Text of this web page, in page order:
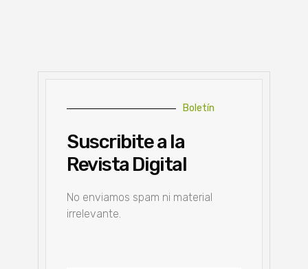
Boletín
Suscribite a la
Revista Digital
No enviamos spam ni material
irrelevante.